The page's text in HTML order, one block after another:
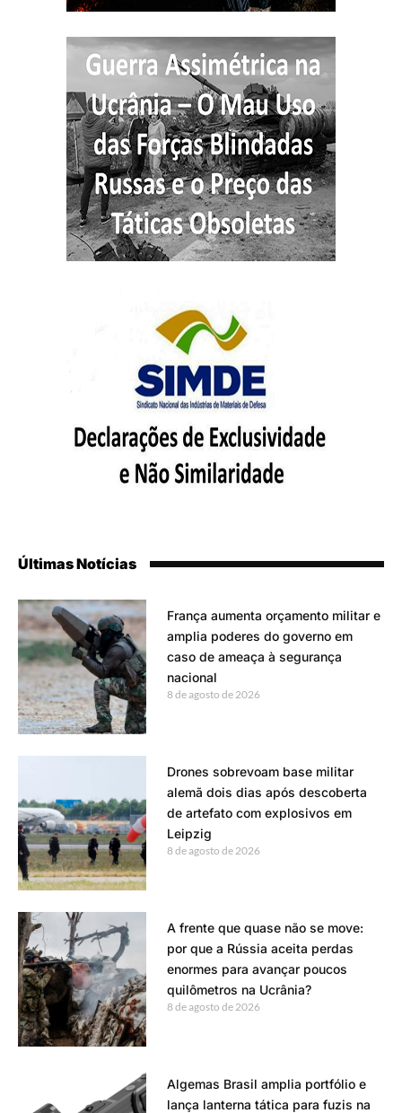
Últimas Notícias
França aumenta orçamento militar e
amplia poderes do governo em
caso de ameaça à segurança
nacional
8 de agosto de 2026
Drones sobrevoam base militar
alemã dois dias após descoberta
de artefato com explosivos em
Leipzig
8 de agosto de 2026
A frente que quase não se move:
por que a Rússia aceita perdas
enormes para avançar poucos
quilômetros na Ucrânia?
8 de agosto de 2026
Algemas Brasil amplia portfólio e
lança lanterna tática para fuzis na